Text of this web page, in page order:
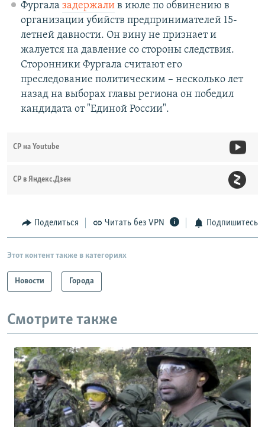
Фургала задержалив июле по обвинению в
организации убийств предпринимателей 15-
летней давности. Он вину не признает и
жалуется на давление со стороны следствия.
Сторонники Фургала считают его
преследование политическим – несколько лет
назад на выборах главы региона он победил
кандидата от "Единой России".
СР на Youtube
СР в Яндекс.Дзен
Поделиться Читать без VPN Подпишитесь
Этот контент также в категориях
Новости Города
Смотрите также